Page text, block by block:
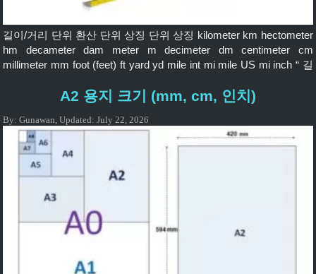
길이/거리 단위 환산 단위 상징 단위 상징 kilometer km hectometer
hm decameter dam meter m decimeter dm centimeter cm
millimeter mm foot (feet) ft yard yd mile int mi mile US mi inch “ 길
에 수직인 각도에서도 측정된 한 변으로부터의 너비 또는 거리를
A2 용지 크기 (mm, cm, 인치)
By:Gunawan ,Updated:July 22, 2026